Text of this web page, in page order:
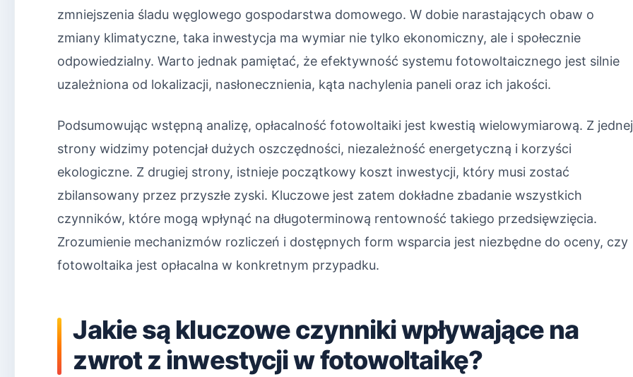
zmniejszenia śladu węglowego gospodarstwa domowego. W dobie narastających obaw o
zmiany klimatyczne, taka inwestycja ma wymiar nie tylko ekonomiczny, ale i społecznie
odpowiedzialny. Warto jednak pamiętać, że efektywność systemu fotowoltaicznego jest silnie
uzależniona od lokalizacji, nasłonecznienia, kąta nachylenia paneli oraz ich jakości.
Podsumowując wstępną analizę, opłacalność fotowoltaiki jest kwestią wielowymiarową. Z jednej
strony widzimy potencjał dużych oszczędności, niezależność energetyczną i korzyści
ekologiczne. Z drugiej strony, istnieje początkowy koszt inwestycji, który musi zostać
zbilansowany przez przyszłe zyski. Kluczowe jest zatem dokładne zbadanie wszystkich
czynników, które mogą wpłynąć na długoterminową rentowność takiego przedsięwzięcia.
Zrozumienie mechanizmów rozliczeń i dostępnych form wsparcia jest niezbędne do oceny, czy
fotowoltaika jest opłacalna w konkretnym przypadku.
Jakie są kluczowe czynniki wpływające na
zwrot z inwestycji w fotowoltaikę?